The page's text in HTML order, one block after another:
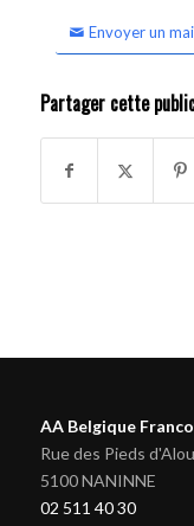
Envoyer un
Partager cette
AA Belgique
Rue des Pieds
5100 NANINNE
02 511 40 30